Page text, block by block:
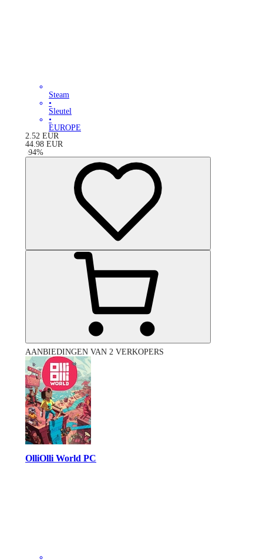
Steam
•
Sleutel
•
EUROPE
2.52 EUR
44.98 EUR
-94%
AANBIEDINGEN VAN 2 VERKOPERS
OlliOlli World PC